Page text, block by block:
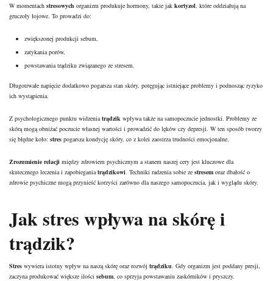
W momentach stresowych organizm produkuje hormony, takie jak kortyzol , które oddziałują na
gruczoły łojowe. To prowadzi do:
zwiększonej produkcji sebum
zatykania porów,
powstawania trądziku związanego ze stresem.
Długotrwałe napięcie dodatkowo pogarsza stan skóry, potęgując istniejące problemy i podnosząc ryzyko
ich wystąpienia.
Z psychologicznego punktu widzenia trądzik wpływa także na samopoczucie jednostki. Problemy ze
skórą mogą obniżać poczucie własnej wartości i prowadzić do lęków czy depresji. W ten sposób tworzy
się błędne koło: stres pogarsza kondycję skóry, co z kolei zaostrza trudności emocjonalne.
Zrozumienie relacji między zdrowiem psychicznym a stanem naszej cery jest kluczowe dla
skutecznego leczenia i zapobiegania trądzikowi . Techniki radzenia sobie ze stresem oraz dbałość o
zdrowie psychiczne mogą przynieść korzyści zarówno dla naszego samopoczucia, jak i wyglądu skóry.
Jak stres wpływa naskóręi
trądzik?
Stres wywiera istotny wpływ na naszą skórę oraz rozwój trądziku . Gdy organizm jest poddany presji,
zaczyna produkować większe ilości sebum , co sprzyja powstawaniu zaskórników i pryszczy.